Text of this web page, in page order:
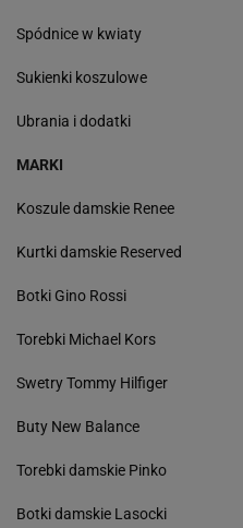
Spódnice w kwiaty
Sukienki koszulowe
Ubrania i dodatki
MARKI
Koszule damskie Renee
Kurtki damskie Reserved
Botki Gino Rossi
Torebki Michael Kors
Swetry Tommy Hilfiger
Buty New Balance
Torebki damskie Pinko
Botki damskie Lasocki